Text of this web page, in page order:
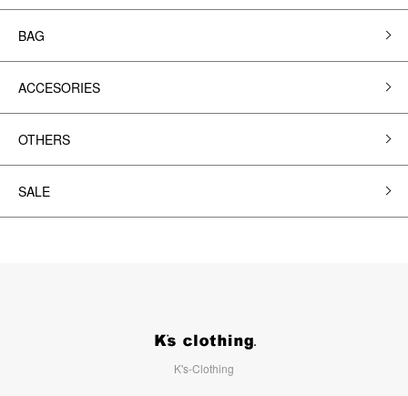
BAG
ACCESORIES
OTHERS
SALE
K's-Clothing